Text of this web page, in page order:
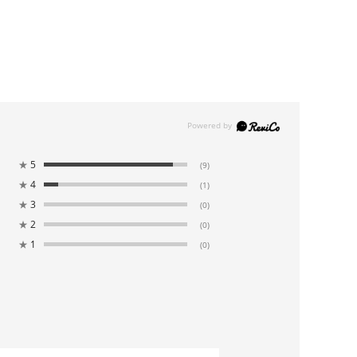
★ 5 (9)
★ 4 (1)
★ 3 (0)
★ 2 (0)
★ 1 (0)